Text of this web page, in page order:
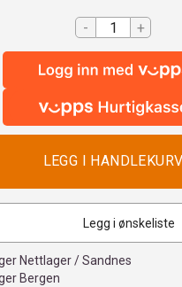
- +
Legg i ønskeliste
Nettlager / Sandnes
Bergen